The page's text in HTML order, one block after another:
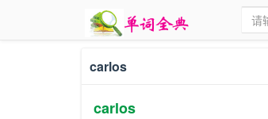
carlos
carlos